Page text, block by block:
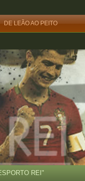
DE LEÃO AO PEITO
REI"